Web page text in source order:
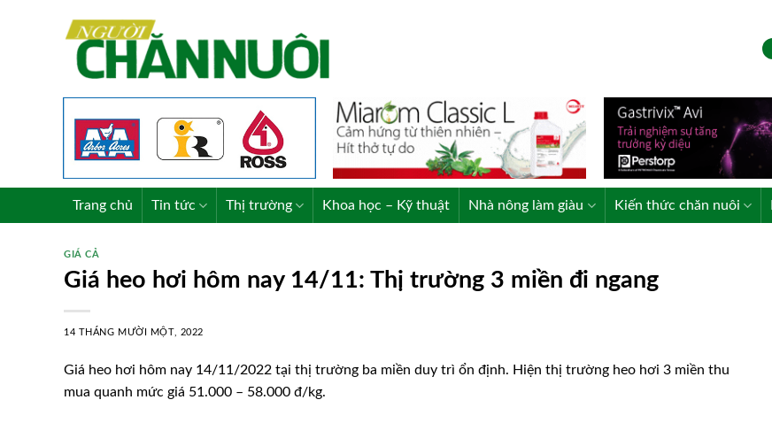
Trang chủ Tin tức Thị trường Khoa học – Kỹ thuật Nhà nông làm giàu Kiến thức chăn nuôi
GIÁ CẢ
Giá heo hơi hôm nay 14/11: Thị trường 3 miền đi ngang
14 THÁNG MƯỜI MỘT, 2022
Giá heo hơi hôm nay 14/11/2022 tại thị trường ba miền duy trì ổn định. Hiện thị trường heo hơi 3 miền thu
mua quanh mức giá 51.000 – 58.000 đ/kg.